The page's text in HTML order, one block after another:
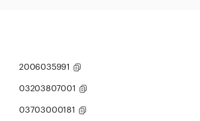
2006035991
03203807001
03703000181